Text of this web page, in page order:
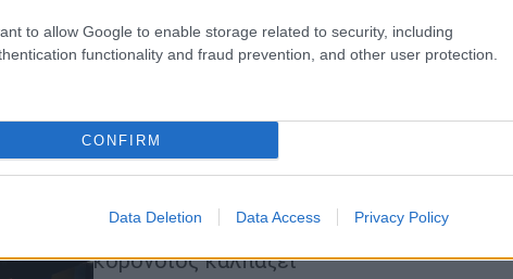
to allow Google to enable storage related to security, including
functionality and fraud prevention, and other user protection.
CONFIRM
Data Deletion Data Access Privacy Policy
Ελλάδα|05.11.2021 19:06
leasing παρά τον συνωστισμό στα
ΜΜΜ και την «έκρηξη» στα
κρούσματα
Από παράταση σε παράταση πάει η
προθεσμία παράδοσης, ενώ ο
κορονοιός καλπάζει